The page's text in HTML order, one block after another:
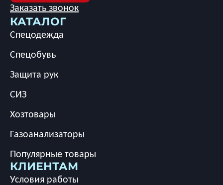
КАТАЛОГ
Спецодежда
Спецобувь
Защита рук
СИЗ
Хозтовары
Газоанализаторы
Популярные товары
КЛИЕНТАМ
Условия работы
Заказать звонок